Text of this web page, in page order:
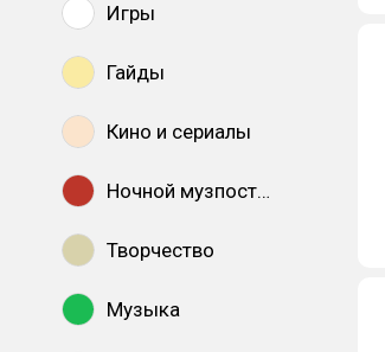
Игры
Гайды
Кино и сериалы
Ночной музпостинг
Творчество
Музыка